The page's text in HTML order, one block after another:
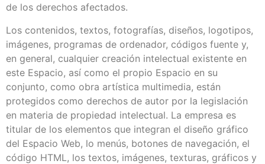
de los derechos afectados.
Los contenidos, textos, fotografías, diseños, logotipos,
imágenes, programas de ordenador, códigos fuente y,
en general, cualquier creación intelectual existente en
este Espacio, así como el propio Espacio en su
conjunto, como obra artística multimedia, están
protegidos como derechos de autor por la legislación
en materia de propiedad intelectual. La empresa es
titular de los elementos que integran el diseño gráfico
del Espacio Web, lo menús, botones de navegación, el
código HTML, los textos, imágenes, texturas, gráficos y